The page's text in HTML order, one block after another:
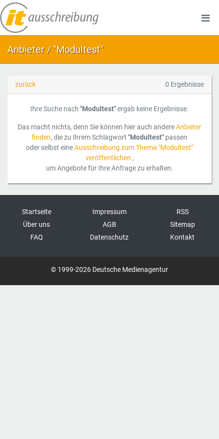
Anbieter / "Modultest"
zurück 0 Ergebnisse
Ihre Suche nach "Modultest"ergab keine Ergebnisse.
Das macht nichts, denn Sie können hier auch andereAnbieter
finden, die zu Ihrem Schlagwort "Modultest" passen
oder selbst eineAusschreibung zum Thema "Modultest"
veröffentlichen ,
um Angebote für Ihre Anfrage zu erhalten.
Startseite
Über uns
FAQ
Impressum
AGB
Datenschutz
RSS
Sitemap
Kontakt
© 1999-2026 Deutsche Medienagentur